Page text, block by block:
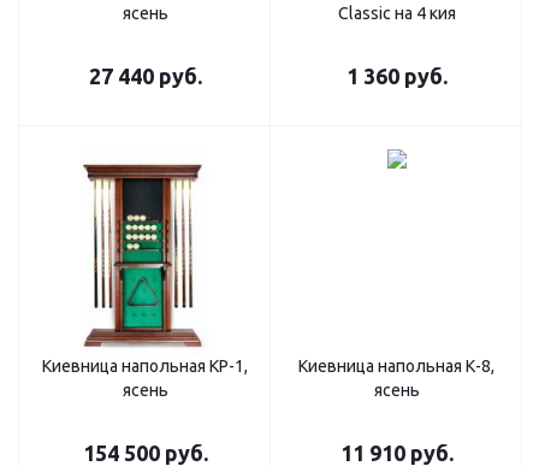
ясень
27 440руб.
Classic на 4 кия
1 360руб.
Киевница напольная КР-1,
ясень
154 500руб.
Киевница напольная К-8,
ясень
11 910руб.